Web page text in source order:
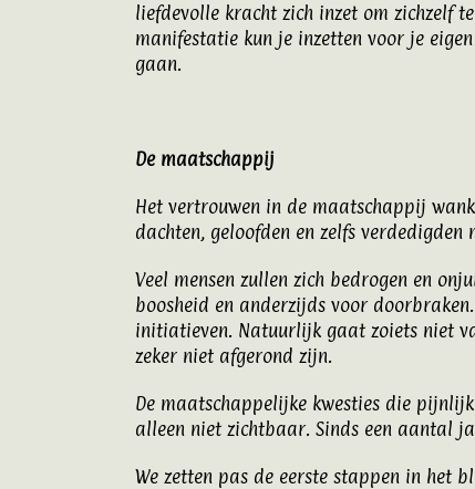
liefdevolle kracht zich inzet om zichzelf
manifestatie kun je inzetten voor je
gaan.
De maatschappij
Het vertrouwen in de maatschappij
dachten, geloofden en zelfs
Veel mensen zullen zich bedrogen en
boosheid en anderzijds voor
initiatieven. Natuurlijk gaat zoiets niet
zeker niet afgerond zijn.
De maatschappelijke kwesties die
alleen niet zichtbaar. Sinds een aantal
We zetten pas de eerste stappen in het